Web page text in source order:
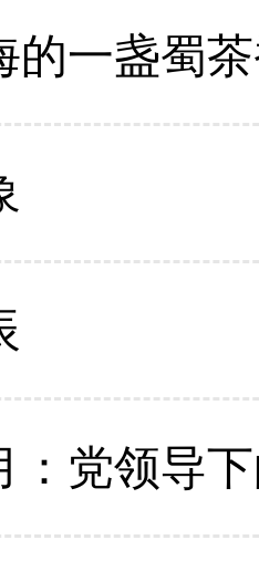
的一盏蜀
：党领导